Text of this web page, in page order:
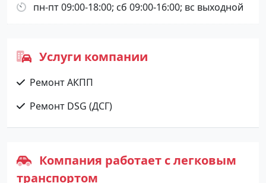
пн-пт 09:00-18:00; сб 09:00-16:00; вс выходной
Услуги компании
Ремонт АКПП
Ремонт DSG (ДСГ)
Компания работает с легковым
транспортом